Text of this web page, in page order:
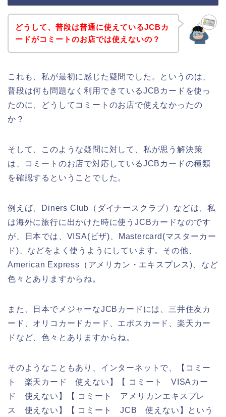
どうして、普段は普通に使えているJCBカ
ードがコミートのお店では使えないの？
これも、私が最初に感じた疑問でした。というのは、
普段は何も問題なく利用できているJCBカードを使っ
たのに、どうしてコミートのお店で使えなかったの
か？
そして、このような疑問に対して、私が思う解決策
は、コミートのお店で対応しているJCBカードの種類
を確認するということでした。
例えば、Diners Club（ダイナースクラブ）などは、私
は海外に旅行に出かけた時に使うJCBカードなのです
が、日本では、VISA(ビザ)、Mastercard(マスターカー
ド)、などをよく使うようにしています。その他、
American Express（アメリカン・エキスプレス)、など
色々とありますからね。
また、日本でメジャーなJCBカードには、三井住友カ
ード、オリコカードカード、エポスカード、楽天カー
ドなど、色々とありますからね。
そのようなこともあり、インターネットで、【コミー
ト 楽天カード 使えない】【 コミート VISAカー
ド 使えない】【 コミート アメリカンエキスプレ
ス 使えない】【 コミート JCB 使えない】という